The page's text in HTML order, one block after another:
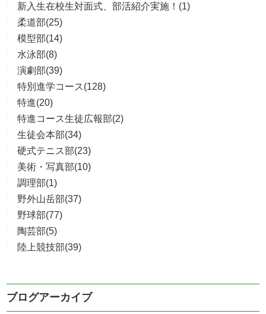
新入生在校生対面式、部活紹介実施！(1)
柔道部(25)
模型部(14)
水泳部(8)
演劇部(39)
特別進学コース(128)
特進(20)
特進コース生徒広報部(2)
生徒会本部(34)
硬式テニス部(23)
美術・写真部(10)
調理部(1)
野外山岳部(37)
野球部(77)
陶芸部(5)
陸上競技部(39)
ブログアーカイブ